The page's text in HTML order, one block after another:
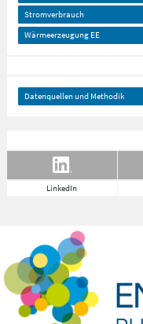
Stromverbrauch
Wärmeerzeugung EE
Datenquellen und Methodik
LinkedIn